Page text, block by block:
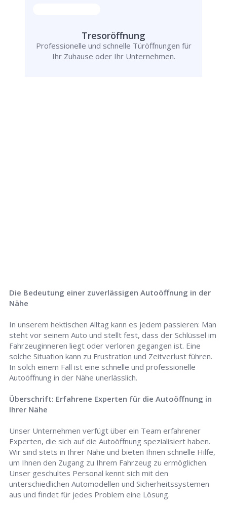
Tresoröffnung
Professionelle und schnelle Türöffnungen für
Ihr Zuhause oder Ihr Unternehmen.
Die Bedeutung einer zuverlässigen Autoöffnung in der
Nähe
In unserem hektischen Alltag kann es jedem passieren: Man
steht vor seinem Auto und stellt fest, dass der Schlüssel im
Fahrzeuginneren liegt oder verloren gegangen ist. Eine
solche Situation kann zu Frustration und Zeitverlust führen.
In solch einem Fall ist eine schnelle und professionelle
Autoöffnung in der Nähe unerlässlich.
Überschrift: Erfahrene Experten für die Autoöffnung in
Ihrer Nähe
Unser Unternehmen verfügt über ein Team erfahrener
Experten, die sich auf die Autoöffnung spezialisiert haben.
Wir sind stets in Ihrer Nähe und bieten Ihnen schnelle Hilfe,
um Ihnen den Zugang zu Ihrem Fahrzeug zu ermöglichen.
Unser geschultes Personal kennt sich mit den
unterschiedlichen Automodellen und Sicherheitssystemen
aus und findet für jedes Problem eine Lösung.